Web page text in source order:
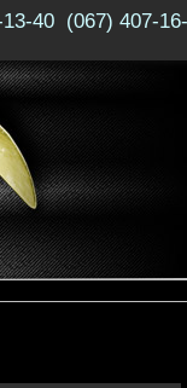
40 (067) 407-